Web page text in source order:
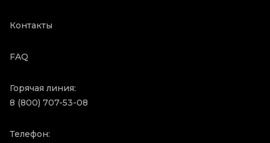
Контакты
FAQ
Горячая линия:
8 (800) 707-53-08
Телефон: